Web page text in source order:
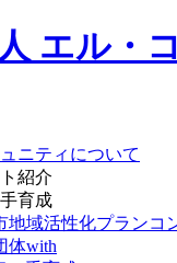
ニティについて
紹介
育成
地域活性化プランコ
体with